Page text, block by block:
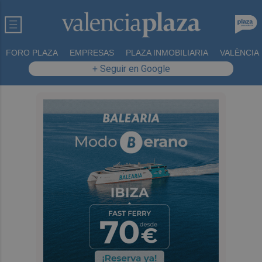
FORO PLAZA EMPRESAS PLAZA INMOBILIARIA VALÈNCIA
+ Seguir en Google